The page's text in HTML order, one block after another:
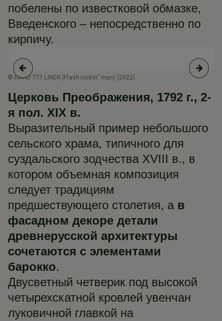
побелены по известковой обмазке,
Введенского – непосредственно по
кирпичу.
© HARD 777 LINER (Flash rockin" man) (2022)
Церковь Преображения, 1792 г., 2-
я пол. XIX в.
Выразительный пример небольшого
сельского храма, типичного для
суздальского зодчества XVIII в., в
котором объемная композиция
следует традициям
предшествующего столетия, а в
фасадном декоре детали
древнерусской архитектуры
сочетаются с элементами
барокко.
Двусветный четверик под высокой
четырехскатной кровлей увенчан
луковичной главкой на